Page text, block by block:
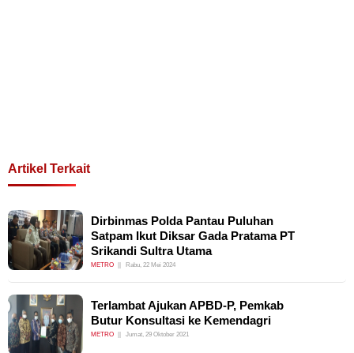
Artikel Terkait
Dirbinmas Polda Pantau Puluhan
Satpam Ikut Diksar Gada Pratama PT
Srikandi Sultra Utama
METRO Rabu, 22 Mei 2024
Terlambat Ajukan APBD-P, Pemkab
Butur Konsultasi ke Kemendagri
METRO Jumat, 29 Oktober 2021